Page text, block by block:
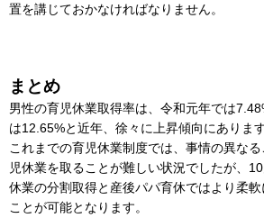
置を講じておかなければなりません。
まとめ
男性の育児休業取得率は、令和元年では
は12.65%と近年、徐々に上昇傾向にあります
これまでの育児休業制度では、事情の異な
児休業を取ることが難しい状況でしたが、
休業の分割取得と産後パパ育休ではより柔
ことが可能となります。